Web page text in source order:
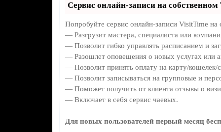
Сервис онлайн-записи на собственном
Попробуйте сервис онлайн-записи VisitTime
— Разгрузит мастера, специалиста или
— Позволит гибко управлять расписанием и
— Разошлет оповещения о новых услугах или
— Позволит принять оплату на карту/кошелек/
— Позволит записываться на групповые и
— Поможет получить от клиента отзывы о
— Включает в себя сервис чаевых.
Для новых пользователей первый месяц